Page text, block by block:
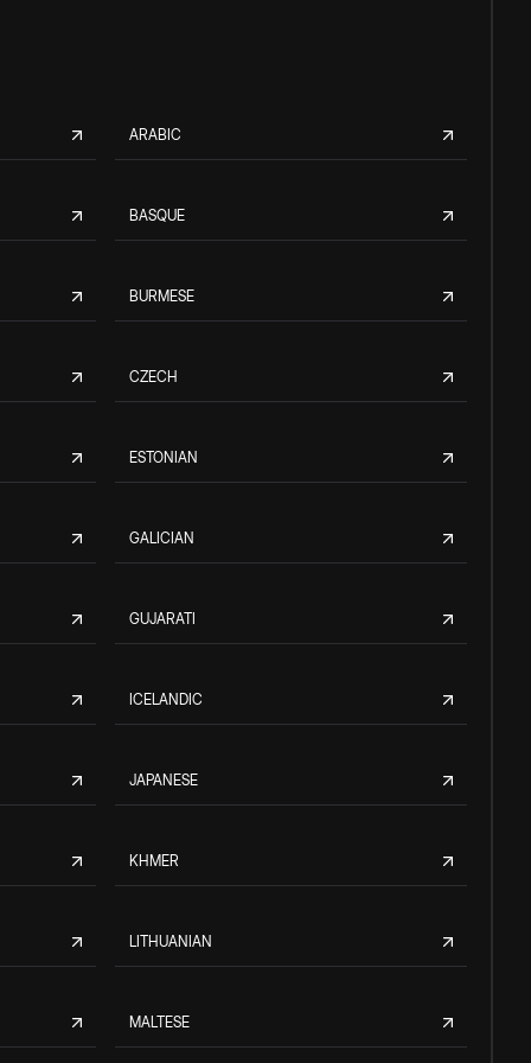
ARABIC
BASQUE
BURMESE
CZECH
ESTONIAN
GALICIAN
GUJARATI
ICELANDIC
JAPANESE
KHMER
LITHUANIAN
MALTESE